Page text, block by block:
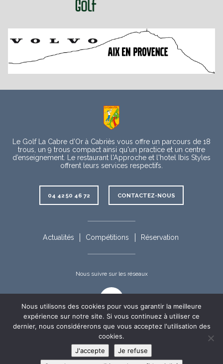
Le Golf La Cabre d’Or à Cabriès vous offre un parcours de 18
trous, un 9 trous compact ainsi qu'un practice et un centre
d’enseignement. Le restaurant l'Approche et l'hotel Ibis Styles
offrent leurs services respectifs.
Contact
04 42 50 46 72 CONTACTEZ-NOUS
complémentaires
Actualités Compétitions Réservation
Nous suivre sur les réseaux
Facebook
appeler
maintenant
:
Mentions légales
Politique de confidentialité
Nous utilisons des cookies pour vous garantir la meilleure
expérience sur notre site. Si vous continuez à utiliser ce
dernier, nous considérerons que vous acceptez l'utilisation des
cookies.
J'accepte
Je refuse